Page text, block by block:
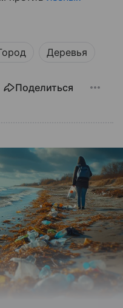
Деревья
Поделиться